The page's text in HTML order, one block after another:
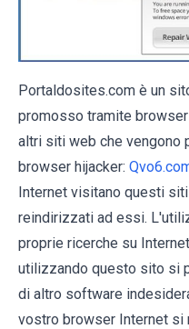
Portaldosites.com è un
promosso tramite
altri siti web che
browser hijacker:
Internet visitano questi
reindirizzati ad essi.
proprie ricerche su
utilizzando questo sito si
di altro software
vostro browser Internet si